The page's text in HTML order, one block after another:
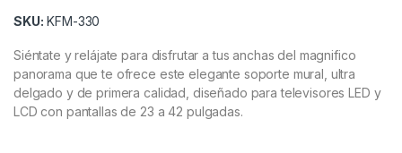
SKU: KFM-330
Siéntate y relájate para disfrutar a tus anchas del magnifico
panorama que te ofrece este elegante soporte mural, ultra
delgado y de primera calidad, diseñado para televisores LED y
LCD con pantallas de 23 a 42 pulgadas.